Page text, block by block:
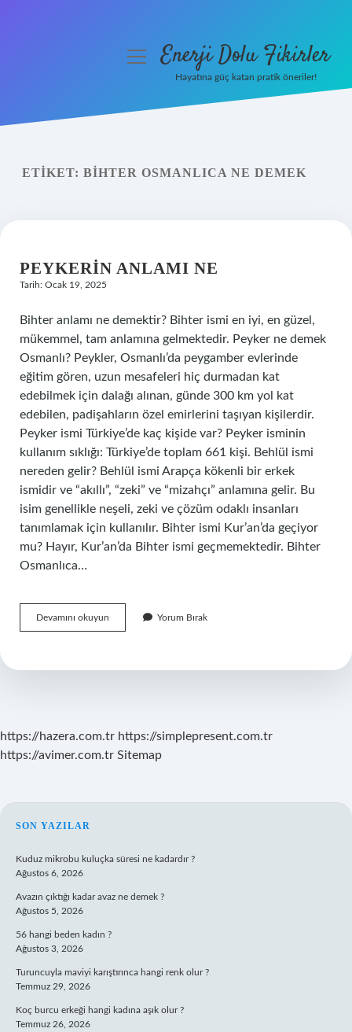
Yasal Uyarı
menüyüEnerji Dolu Fikirler
Hayatına güç katan pratik öneriler!
ETIKET: BIHTER OSMANLICA NE DEMEK
PEYKERIN ANLAMI NE
Tarih: Ocak 19, 2025
Bihter anlamı ne demektir? Bihter ismi en iyi, en güzel,
mükemmel, tam anlamına gelmektedir. Peyker ne demek
Osmanlı? Peykler, Osmanlı’da peygamber evlerinde
eğitim gören, uzun mesafeleri hiç durmadan kat
edebilmek için dalağı alınan, günde 300 km yol kat
edebilen, padişahların özel emirlerini taşıyan kişilerdir.
Peyker ismi Türkiye’de kaç kişide var? Peyker isminin
kullanım sıklığı: Türkiye’de toplam 661 kişi. Behlül ismi
nereden gelir? Behlül ismi Arapça kökenli bir erkek
ismidir ve “akıllı”, “zeki” ve “mizahçı” anlamına gelir. Bu
isim genellikle neşeli, zeki ve çözüm odaklı insanları
tanımlamak için kullanılır. Bihter ismi Kur’an’da geçiyor
mu? Hayır, Kur’an’da Bihter ismi geçmemektedir. Bihter
Osmanlıca…
Devamını okuyun Peykerin
Anlamı
Yorum Bırak
https://hazera.com.tr https://simplepresent.com.tr
https://avimer.com.tr Sitemap
SIDEBAR
SON YAZILAR
Kuduz mikrobu kuluçka süresi ne kadardır ?
Ağustos 6, 2026
Avazın çıktığı kadar avaz ne demek ?
Ağustos 5, 2026
56 hangi beden kadın ?
Ağustos 3, 2026
Turuncuyla maviyi karıştırınca hangi renk olur ?
Temmuz 29, 2026
Koç burcu erkeği hangi kadına aşık olur ?
Temmuz 26, 2026